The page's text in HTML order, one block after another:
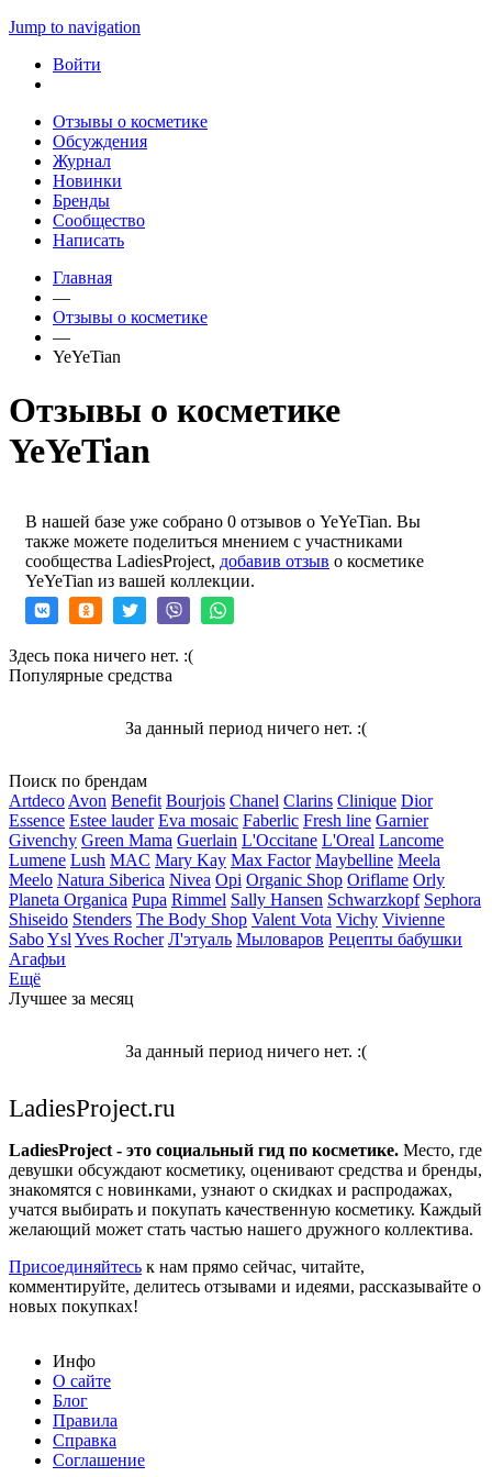
Jump to navigation
Войти
Отзывы о косметике
Обсуждения
Журнал
Новинки
Бренды
Сообщество
Написать
Главная
—
Отзывы о косметике
—
YeYeTian
Отзывы о косметике
YeYeTian
В нашей базе уже собрано 0 отзывов о YeYeTian. Вы
также можете поделиться мнением с участниками
сообщества LadiesProject, добавив отзыв о косметике
YeYeTian из вашей коллекции.
Здесь пока ничего нет. :(
Популярные средства
За данный период ничего нет. :(
Поиск по брендам
Artdeco Avon Benefit Bourjois Chanel Clarins Clinique Dior
Essence Estee lauder Eva mosaic Faberlic Fresh line Garnier
Givenchy Green Mama Guerlain L'Occitane L'Oreal Lancome
Lumene Lush MAC Mary Kay Max Factor Maybelline Meela
Meelo Natura Siberica Nivea Opi Organic Shop Oriflame Orly
Planeta Organica Pupa Rimmel Sally Hansen Schwarzkopf Sephora
Shiseido Stenders The Body Shop Valent Vota Vichy Vivienne
SaboYsl Yves Rocher Л'этуаль Мыловаров Рецепты бабушки
Агафьи
Ещё
Лучшее за месяц
За данный период ничего нет. :(
LadiesProject.ru
LadiesProject - это социальный гид по косметике. Место, где
девушки обсуждают косметику, оценивают средства и бренды,
знакомятся с новинками, узнают о скидках и распродажах,
учатся выбирать и покупать качественную косметику. Каждый
желающий может стать частью нашего дружного коллектива.
Присоединяйтесь к нам прямо сейчас, читайте,
комментируйте, делитесь отзывами и идеями, рассказывайте о
новых покупках!
Инфо
О сайте
Блог
Правила
Справка
Соглашение